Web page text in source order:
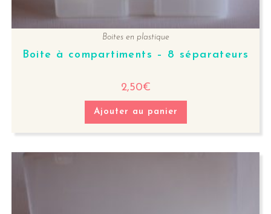
Boites en plastique
Boite à compartiments – 8 séparateurs
2,50€
Ajouter au panier